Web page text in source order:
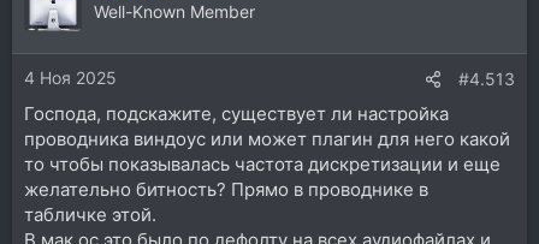
и
и
:
Well-Known Member
4 Ноя 2025 #4.513
Господа, подскажите, существует ли настройка
проводника виндоус или может плагин для него какой
то чтобы показывалась частота дискретизации и еще
желательно битность? Прямо в проводнике в
табличке этой.
В мак ос это было по дефолту на всех аудиофайлах и